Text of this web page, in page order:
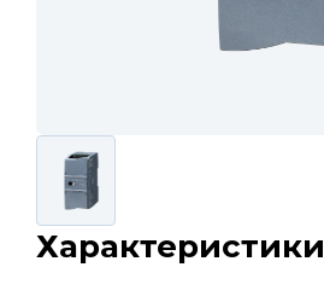
Характеристики